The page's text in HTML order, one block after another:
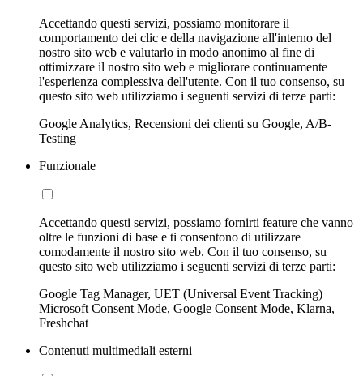
Accettando questi servizi, possiamo monitorare il
comportamento dei clic e della navigazione all'interno del
nostro sito web e valutarlo in modo anonimo al fine di
ottimizzare il nostro sito web e migliorare continuamente
l'esperienza complessiva dell'utente. Con il tuo consenso, su
questo sito web utilizziamo i seguenti servizi di terze parti:
Google Analytics, Recensioni dei clienti su Google, A/B-
Testing
Funzionale
Accettando questi servizi, possiamo fornirti feature che vanno
oltre le funzioni di base e ti consentono di utilizzare
comodamente il nostro sito web. Con il tuo consenso, su
questo sito web utilizziamo i seguenti servizi di terze parti:
Google Tag Manager, UET (Universal Event Tracking)
Microsoft Consent Mode, Google Consent Mode, Klarna,
Freshchat
Contenuti multimediali esterni